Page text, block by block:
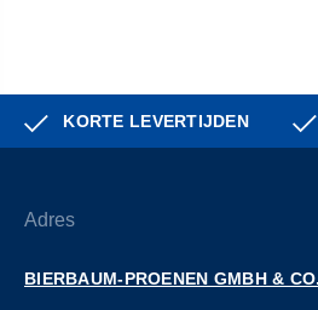
KORTE LEVERTIJDEN
Adres
BIERBAUM-PROENEN GMBH &